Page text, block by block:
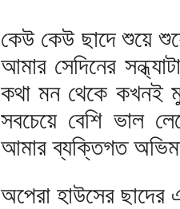
কেউ কেউ ছাদে শুয়ে
আমার সেদিনের
কথা মন থেকে কখনই
সবচেয়ে বেশি ভাল
আমার ব্যক্তিগত
অপেরা হাউসের ছাদের